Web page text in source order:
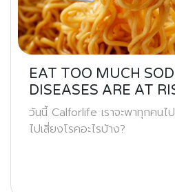
EAT TOO MUCH
DISEASES ARE AT
วันนี้ Calforlife เราจะพาทุกคนไ
ไปเสี่ยงโรคอะไรบ้าง?